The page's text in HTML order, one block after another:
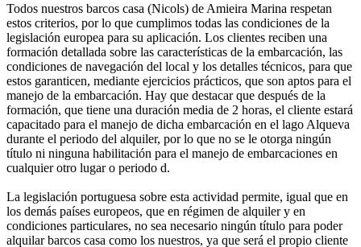
Todos nuestros barcos casa (Nicols) de Amieira Marina respetan
estos criterios, por lo que cumplimos todas las condiciones de la
legislación europea para su aplicación. Los clientes reciben una
formación detallada sobre las características de la embarcación, las
condiciones de navegación del local y los detalles técnicos, para que
estos garanticen, mediante ejercicios prácticos, que son aptos para el
manejo de la embarcación. Hay que destacar que después de la
formación, que tiene una duración media de 2 horas, el cliente estará
capacitado para el manejo de dicha embarcación en el lago Alqueva
durante el periodo del alquiler, por lo que no se le otorga ningún
título ni ninguna habilitación para el manejo de embarcaciones en
cualquier otro lugar o periodo d.
La legislación portuguesa sobre esta actividad permite, igual que en
los demás países europeos, que en régimen de alquiler y en
condiciones particulares, no sea necesario ningún título para poder
alquilar barcos casa como los nuestros, ya que será el propio cliente